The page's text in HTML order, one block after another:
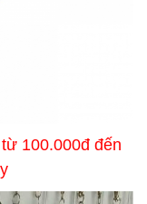
100.000đ đến